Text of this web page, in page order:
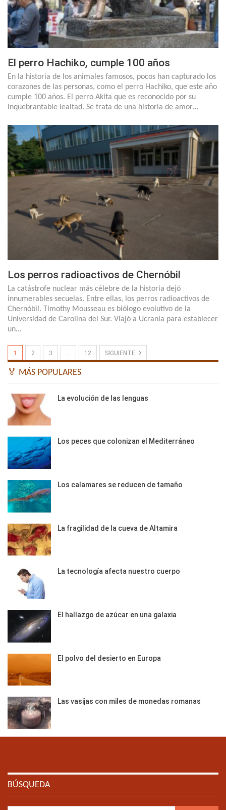
El perro Hachiko, cumple 100 años
En la historia de los animales famosos, pocos han capturado los
corazones de las personas, como el perro Hachiko, que este año
cumple 100 años. El perro Akita que es reconocido por su
inquebrantable lealtad. Se trata de una historia de amor…
Los perros radioactivos de Chernóbil
La catástrofe nuclear más célebre de la historia dejó
innumerables secuelas. Entre ellas, los perros radioactivos de
Chernóbil. Timothy Mousseau es biólogo evolutivo de la
Universidad de Carolina del Sur. Viajó a Ucrania para establecer
un…
1 2 3 … 12 SIGUIENTE
🏅 MÁS POPULARES
La evolución de las lenguas
Los peces que colonizan el Mediterráneo
Los calamares se reducen de tamaño
La fragilidad de la cueva de Altamira
La tecnología afecta nuestro cuerpo
El hallazgo de azúcar en una galaxia
El polvo del desierto en Europa
Las vasijas con miles de monedas romanas
BÚSQUEDA